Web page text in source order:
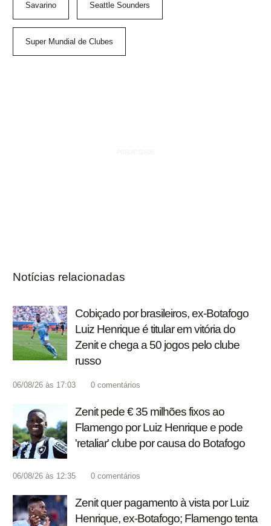
Savarino Seattle Sounders
Super Mundial de Clubes
Notícias relacionadas
Cobiçado por brasileiros, ex-Botafogo
Luiz Henrique é titular em vitória do
Zenit e chega a 50 jogos pelo clube
russo
06/08/26 às 17:03 0 comentários
Zenit pede € 35 milhões fixos ao
Flamengo por Luiz Henrique e pode
'retaliar' clube por causa do Botafogo
06/08/26 às 12:35 0 comentários
Zenit quer pagamento à vista por Luiz
Henrique, ex-Botafogo; Flamengo tenta